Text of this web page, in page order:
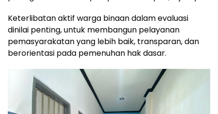
Keterlibatan aktif warga binaan dalam evaluasi
dinilai penting, untuk membangun pelayanan
pemasyarakatan yang lebih baik, transparan, dan
berorientasi pada pemenuhan hak dasar.